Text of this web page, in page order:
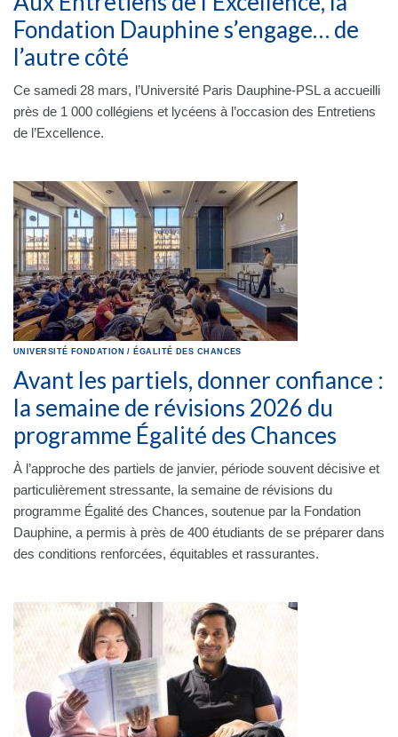
Fondation Dauphine s’engage… de
l’autre côté
Ce samedi 28 mars, l’Université Paris Dauphine-PSL a accueilli
près de 1 000 collégiens et lycéens à l’occasion des Entretiens
de l’Excellence.
UNIVERSITÉ FONDATION / ÉGALITÉ DES CHANCES
Avant les partiels, donner confiance :
la semaine de révisions 2026 du
programme Égalité des Chances
À l’approche des partiels de janvier, période souvent décisive et
particulièrement stressante, la semaine de révisions du
programme Égalité des Chances, soutenue par la Fondation
Dauphine, a permis à près de 400 étudiants de se préparer dans
des conditions renforcées, équitables et rassurantes.